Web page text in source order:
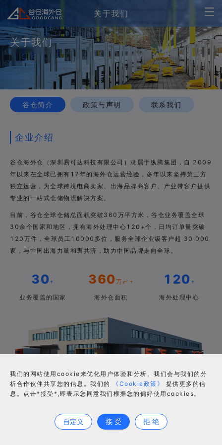
关于我们
关于我们
谷仓简介 政策与声明 联系我们
企业介绍
谷仓海外仓（深圳易可达科技有限公司）隶属于纵腾集团，自 2009
年以来在全球已拥有17年的海外仓运营经验，多年以来坚持第三方
独立运营，为全球跨境电商卖家、出海品牌商客户、产业带客户提供
专业的一站式仓储物流解决方案。
目前，谷仓全球仓储总面积突破360万平方米，谷仓业务覆盖全球
30余个国家和地区，拥有海外处理中心120+个，日均订单量突破
120万件，全球员工10000多位，服务全球企业级客户超 30,000
家，与中国出海力量和衷共济，助力中国品牌走向全球。
30+
业务覆盖的国家
360万㎡+
海外仓面积
120 +
海外处理中心
企业文化
愿景 价值观
我们的网站使用cookie来优化用户体验和分析。我们会与我们的分
析合作伙伴共享您的信息。我们的
《Cookie政策》
提供更多的信
息。点击*接受*,即表示您同意我们根据您的偏好使用cookies。
自定义 接 受 拒 绝